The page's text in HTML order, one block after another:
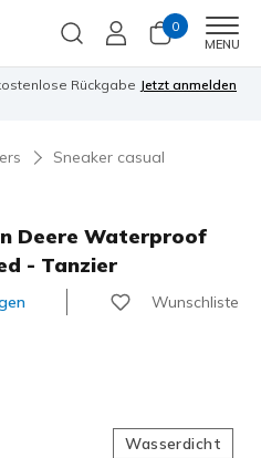
0
MENU
Rückgabe Jetzt anmelden
Sneaker casual
Deere Waterproof
- Tanzier
Wunschliste
Wasserdicht